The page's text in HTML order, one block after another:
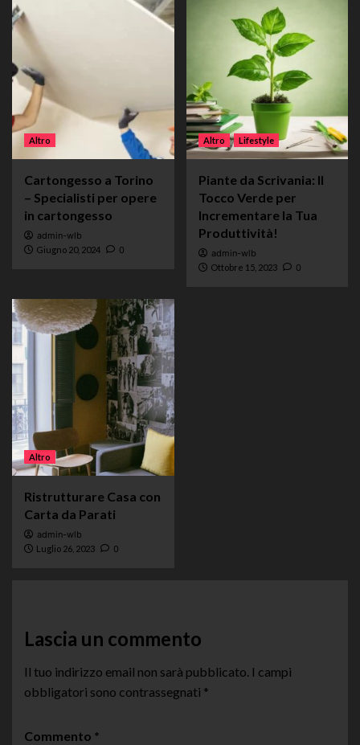
Altro
Cartongesso a Torino
– Specialisti per opere
in cartongesso
admin-wlb
Giugno 20, 2024 0
Altro Lifestyle
Piante da Scrivania: Il
Tocco Verde per
Incrementare la Tua
Produttività!
admin-wlb
Ottobre 15, 2023 0
Altro
Ristrutturare Casa con
Carta da Parati
admin-wlb
Luglio 26, 2023 0
Lascia un commento
Il tuo indirizzo email non sarà pubblicato. I campi
obbligatori sono contrassegnati *
Commento *